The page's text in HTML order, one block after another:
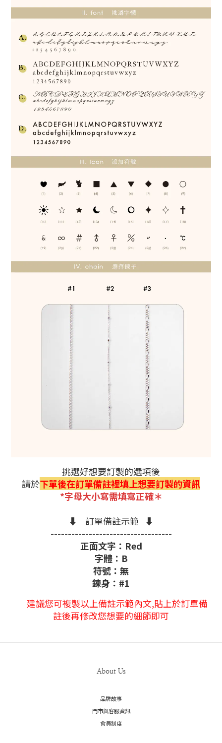
挑選好想要訂製的選項後
請於下單後在訂單備註裡填上想要訂製的資訊
*字母大小寫需填寫正確＊
⬇️ 訂單備註示範 ⬇️
-----------------------------------
正面文字：Red
字體：B
符號：無
鍊身：#1
建議您可複製以上備註示範內文,貼上於訂單備
註後再修改您想要的細節即可
About Us
品牌故事
門市與客服資訊
會員制度